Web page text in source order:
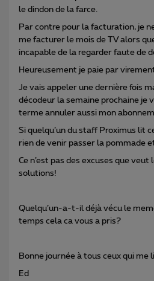
le dindon de la farce.
Par contre pour la facturation, je
me facturer le mois de TV alors
incapable de la regarder faute de
Heureusement je paie par
Je vais appeler une dernière fois
décodeur la semaine prochaine je
terme annuler aussi mon
Si quelqu’un du staff Proximus lit
rien de venir passer la pommade et
Ce n’est pas des excuses que veut
solutions!
Quelqu’un-a-t-il déjà vécu le
temps cela ca vous a pris?
Bonne journée à tous ceux qui me
Ed